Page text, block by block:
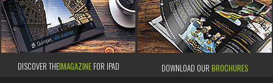
DISCOVER THEIMAGAZINEFOR IPAD DOWNLOAD OUR BROCHURES